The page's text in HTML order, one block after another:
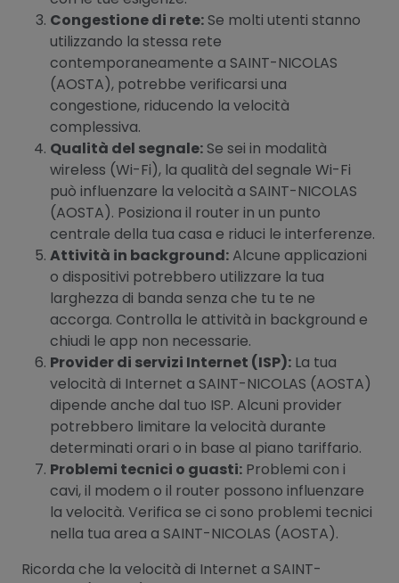
Congestione di rete: Se molti utenti stanno
utilizzando la stessa rete
contemporaneamente a SAINT-NICOLAS
(AOSTA), potrebbe verificarsi una
congestione, riducendo la velocità
complessiva.
Qualità del segnale: Se sei in modalità
wireless (Wi-Fi), la qualità del segnale Wi-Fi
può influenzare la velocità a SAINT-NICOLAS
(AOSTA). Posiziona il router in un punto
centrale della tua casa e riduci le interferenze.
Attività in background:Alcune applicazioni
o dispositivi potrebbero utilizzare la tua
larghezza di banda senza che tu te ne
accorga. Controlla le attività in background e
chiudi le app non necessarie.
Provider di servizi Internet (ISP): La tua
velocità di Internet a SAINT-NICOLAS (AOSTA)
dipende anche dal tuo ISP. Alcuni provider
potrebbero limitare la velocità durante
determinati orari o in base al piano tariffario.
Problemi tecnici o guasti: Problemi con i
cavi, il modem o il router possono influenzare
la velocità. Verifica se ci sono problemi tecnici
nella tua area a SAINT-NICOLAS (AOSTA).
Ricorda che la velocità di Internet a SAINT-